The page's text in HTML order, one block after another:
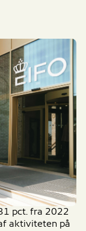
pct. fra 2022
aktiviteten på